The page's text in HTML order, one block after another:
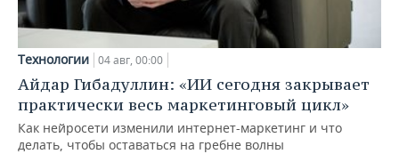
Технологии 04 авг, 00:00
Айдар Гибадуллин: «ИИ сегодня закрывает
практически весь маркетинговый цикл»
Как нейросети изменили интернет-маркетинг и что
делать, чтобы оставаться на гребне волны